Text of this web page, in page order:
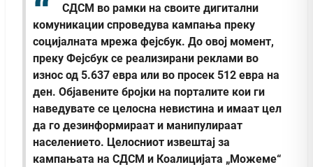
СДСМ во рамки на своите дигитални
комуникации спроведува кампања преку
социјалната мрежа фејсбук. До овој момент,
преку Фејсбук се реализирани реклами во
износ од 5.637 евра или во просек 512 евра на
ден. Објавените бројки на порталите кои ги
наведувате се целосна невистина и имаат цел
да го дезинформираат и манипулираат
населението. Целосниот извештај за
кампањата на СДСМ и Коалицијата „Можеме“